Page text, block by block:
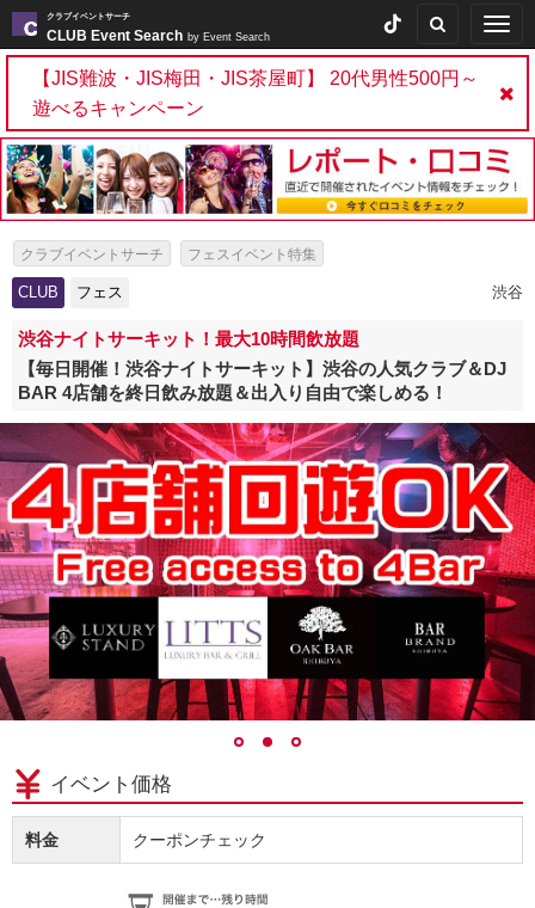
クラブイベントサーチ
CLUB Event Search by Event Search
【JIS難波・JIS梅田・JIS茶屋町】 20代男性500円～
遊べるキャンペーン
クラブイベントサーチ フェスイベント特集
ファンラン・ランフェス特集
CLUB フェス 渋谷
渋谷ナイトサーキット！最大10時間飲放題
【毎日開催！渋谷ナイトサーキット】渋谷の人気クラブ＆DJ
BAR 4店舗を終日飲み放題＆出入り自由で楽しめる！
イベント価格
料金 クーポンチェック